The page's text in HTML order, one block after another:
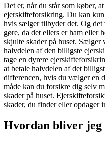
Det er, når du står som køber,
ejerskifteforsikring. Du kan
hvis sælger tilbyder det. Og
gøre, da det ellers er ham eller
skjulte skader på huset.
halvdelen af den billigste
tage en dyrere
at betale halvdelen af det
differencen, hvis du vælger en
måde kan du forsikre dig selv
skader på huset.
skader, du finder eller opdager
Hvordan bliver